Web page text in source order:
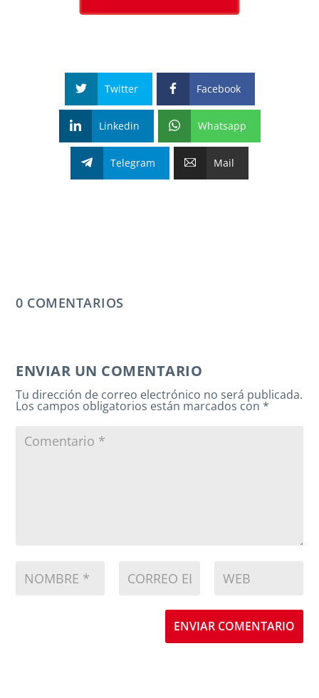
Twitter Facebook
Linkedin Whatsapp
Telegram Mail
0 COMENTARIOS
ENVIAR UN COMENTARIO
Tu dirección de correo electrónico no será publicada.
Los campos obligatorios están marcados con*
ENVIAR COMENTARIO